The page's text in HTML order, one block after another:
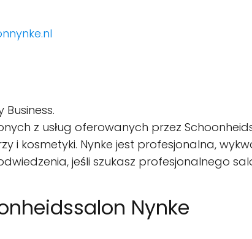
z usług oferowanych przez
i kosmetyki. Nynke jest profesjonalna,
jeśli szukasz profesjonalnego
Nynke